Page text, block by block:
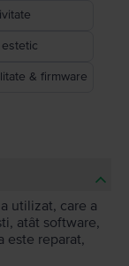
& firmware
utilizat, care a
atât software,
este reparat,